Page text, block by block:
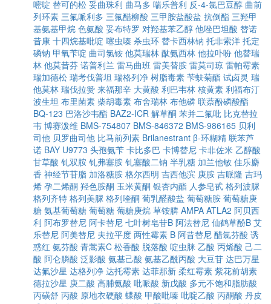
嘧啶 替可的松 妥曲珠利 曲马多 喘乐普利 反-4-氯巴豆醇 曲前
列环素 三氟哌利多 三氟醋柳酸 三甲胺盐酸盐 抗倒酯 三羟甲
基氨基甲烷 色氨酸 妥布特罗 对羟基苯乙醇 他唑巴坦酸 替诺
昔康 十四烷基吡啶 噻虫嗪 杀虫环 替卡西林钠 托非索洋 托定
磷钠 甲氧苄啶 曲司氯铵 他莫瑞林 酞氨西林 他拉卟吩 他替瑞
林 他莫昔芬 诺普利兰 雷马曲班 雷美替胺 雷莫司琼 雷帕霉素
瑞加德松 瑞考伐普坦 瑞格列净 树脂毒素 苄蚨菊酯 试卤灵 瑞
他莫林 瑞伐拉赞 来福那辛 大黄酸 利巴韦林 核黄素 利福布汀
波生坦 布里菌素 柴胡毒素 布舍瑞林 布他磷 联萘酚磷酸酯
BQ-123 巴洛沙韦酯 BAZ2-ICR 解草酮 苯并二氟吡 比克替拉
韦 博赛泼维 BMS-754807 BMS-846372 BMS-986165 贝利
司他 贝罗曲司他 比马前列素 Brilanestrant β-环糊精 联苯芦
诺 BAY U9773 头孢氨苄 卡比多巴 卡博替尼 卡非佐米 乙醇酸
甘草酸 钆双胺 钆弗塞胺 钆塞酸二钠 半乳糖 加兰他敏 佳乐麝
香 神经节苷脂 加洛糖胺 格尔西明 吉西他滨 庚胺 吉哌隆 吉玛
烯 孕二烯酮 羟色胺酮 玉米黄酮 银杏内酯 人参皂甙 格列波脲
格列齐特 格列美脲 格列喹酮 葡乳醛酸盐 葡萄糖胺 葡萄糖庚
糖 氨基葡萄糖 葡萄糖 葡糖庚烷 草铵膦 AMPA ATLA2 阿贝西
利 阿布罗替尼 阿卡替尼 七叶树皂苷B 阿法替尼 仙鹤草酚B 艾
乐替尼 阿美替尼 夫拉平度 两性霉素 B 阿昔替尼 醋氯芬酸 诱
惑红 氨芬酸 青蒿素C 松香酸 脱落酸 啶虫脒 乙酸 丙烯酸 己二
酸 阿仑膦酸 泛影酸 氨基己酸 氨基乙酰丙酸 大豆苷 达巴万星
达氟沙星 达格列净 达托霉素 达菲那新 柔红霉素 紫花前胡素
德拉沙星 庚二酸 高脯氨酸 吡哌酸 新戊酸 多元不饱和脂肪酸
丙磺舒 丙酸 原地衣硬酸 蝶酸 甲酸吡嗪 吡啶乙酸 丙酮酸 丹皮